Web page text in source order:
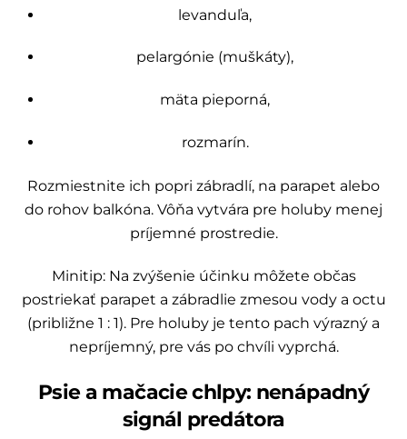
levanduľa,
pelargónie (muškáty),
mäta pieporná,
rozmarín.
Rozmiestnite ich popri zábradlí, na parapet alebo
do rohov balkóna. Vôňa vytvára pre holuby menej
príjemné prostredie.
Minitip: Na zvýšenie účinku môžete občas
postriekať parapet a zábradlie zmesou vody a octu
(približne 1 : 1). Pre holuby je tento pach výrazný a
nepríjemný, pre vás po chvíli vyprchá.
Psie a mačacie chlpy: nenápadný
signál predátora